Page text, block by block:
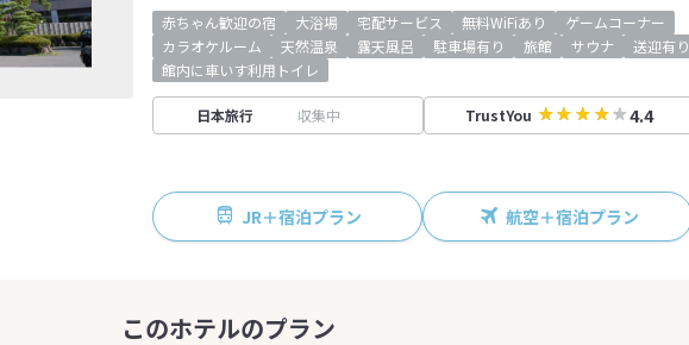
赤ちゃん歓迎の宿 大浴場 宅配サービス 無料WiFiあり
ゲームコーナー
カラオケルーム
天然温泉 露天風呂 駐車場有り 旅館 サウナ
送迎有り
館内に車いす利用トイレ
日本旅行 収集中 TrustYou 4.4
JR＋宿泊プラン 航空＋宿泊プラン